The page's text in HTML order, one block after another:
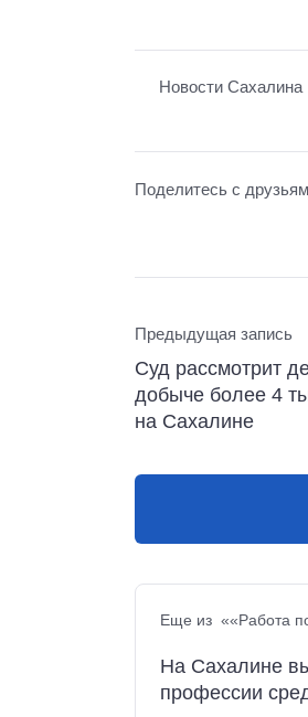
Новости Сахалина
Поделитесь с
Предыдущая запись
Суд рассмотрит
добыче более 4
на Сахалине
Еще из ««Работа
На Сахалине
профессии